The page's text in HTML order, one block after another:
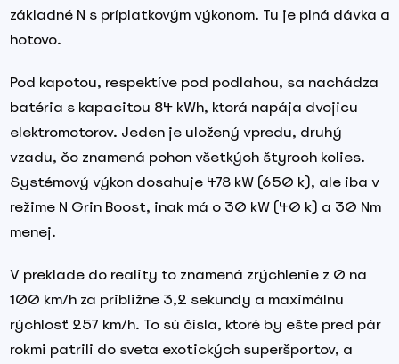
základné N s príplatkovým výkonom. Tu je plná dávka a
hotovo.
Pod kapotou, respektíve pod podlahou, sa nachádza
batéria s kapacitou 84 kWh, ktorá napája dvojicu
elektromotorov. Jeden je uložený vpredu, druhý
vzadu, čo znamená pohon všetkých štyroch kolies.
Systémový výkon dosahuje 478 kW (650 k), ale iba v
režime N Grin Boost, inak má o 30 kW (40 k) a 30 Nm
menej.
V preklade do reality to znamená zrýchlenie z 0 na
100 km/h za približne 3,2 sekundy a maximálnu
rýchlosť 257 km/h. To sú čísla, ktoré by ešte pred pár
rokmi patrili do sveta exotických superšportov, a